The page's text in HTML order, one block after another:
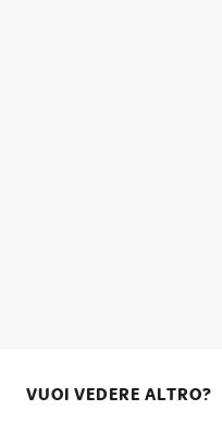
VUOI VEDERE ALTRO?